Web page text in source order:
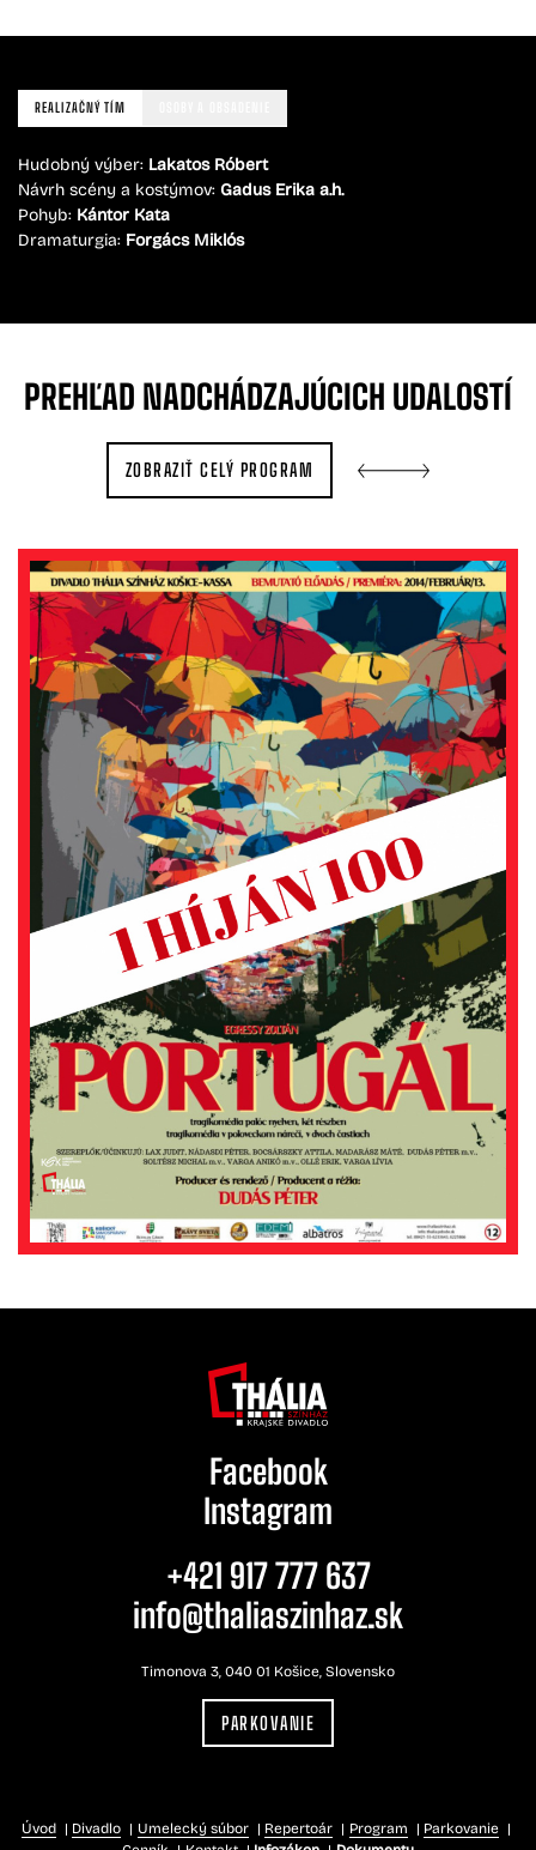
REALIZAČNÝ TÍM
Hudobný výber: Lakatos Róbert
Návrh scény a kostýmov: Gadus Erika a.h.
Pohyb: Kántor Kata
Dramaturgia: Forgács Miklós
PREHĽAD NADCHÁDZAJÚCICH UDALOSTÍ
ZOBRAZIŤ CELÝ PROGRAM
Facebook
Instagram
+421 917 777 637
info@thaliaszinhaz.sk
Timonova 3, 040 01 Košice, Slovensko
PARKOVANIE
Úvod Divadlo Umelecký súbor Repertoár Program
Parkovanie